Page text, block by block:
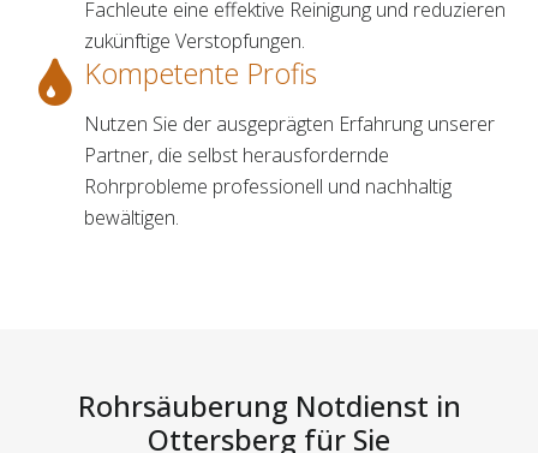
Fachleute eine effektive Reinigung und reduzieren
zukünftige Verstopfungen.
Kompetente Profis
Nutzen Sie der ausgeprägten Erfahrung unserer
Partner, die selbst herausfordernde
Rohrprobleme professionell und nachhaltig
bewältigen.
Rohrsäuberung Notdienst in
Ottersberg für Sie